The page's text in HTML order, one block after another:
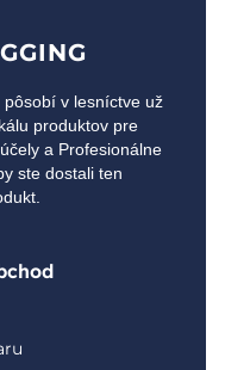
v lesníctve už
produktov pre
a Profesionálne
ste dostali ten